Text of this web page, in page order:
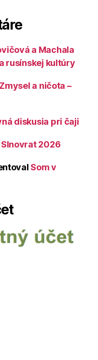
a Machala
rusínskej kultúry
Zmysel a ničota –
diskusia pri čaji
2026
Som v